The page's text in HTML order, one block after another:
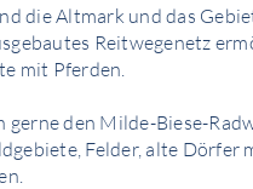
die Altmark und das
Reitwegenetz
mit Pferden.
gerne den Milde-Biese-
Felder, alte Dörfer